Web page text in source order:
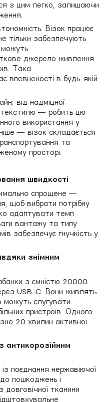
з цим легко, залишаючи
Візок працює
тільки забезпечують
можуть
джерело живлення
Така
впевненості в будь-якій
від надміцної
текстилю — робить цю
використання у
— візок складається
та
просторі.
швидкості
спрощене —
щоб вибрати потрібну
адаптувати темп
вантажу та типу
забезпечує гнучкість у
знімним
з ємністю 20000
USB-C. Вони живлять
можуть слугувати
пристроїв. Одного
20 хвилин активної
антикорозійним
поєднання нержавіючої
до пошкоджень і
тканини